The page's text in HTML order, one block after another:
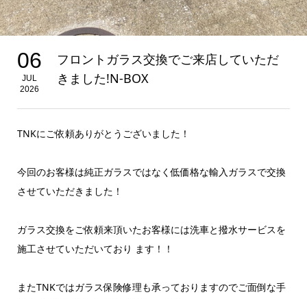
06
JUL
2026
フロントガラス交換でご来店していただ
きました!N-BOX
TNKにご依頼ありがとうございました！
今回のお客様は純正ガラスではなく低価格な輸入ガラスで交換
させていただきました！
ガラス交換をご依頼来頂いたお客様には洗車と撥水サービスを
施工させていただいており ます！！
またTNKではガラス保険修理も承っておりますのでご面倒な手